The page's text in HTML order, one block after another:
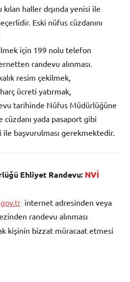
haller dışında yenisi ile
Eski nüfus cüzdanını
için 199 nolu telefon
randevu alınması.
resim çekilmek,
ücreti yatırmak,
tarihinde Nüfus Müdürlüğüne
yada pasaport gibi
başvurulması gerekmektedir.
Ehliyet Randevu: NVİ
internet adresinden veya
randevu alınması
kişinin bizzat müracaat etmesi